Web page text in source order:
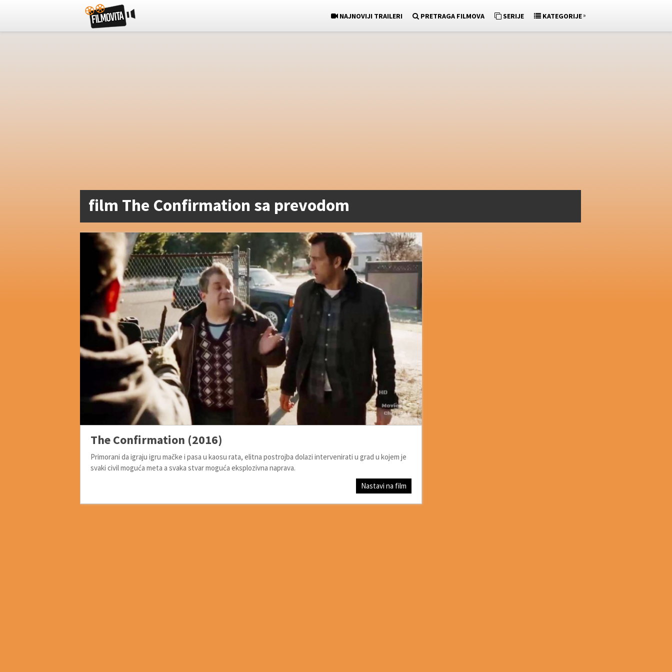
NAJNOVIJI TRAILERI PRETRAGA FILMOVA SERIJE KATEGORIJE»
film The Confirmation sa prevodom
The Confirmation (2016)
Primorani da igraju igru mačke i pasa u kaosu rata, elitna postrojba dolazi intervenirati u grad u kojem je
svaki civil moguća meta a svaka stvar moguća eksplozivna naprava.
Nastavi na film